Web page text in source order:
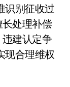
识别征收过
处理补偿
建认定争
现合理维权